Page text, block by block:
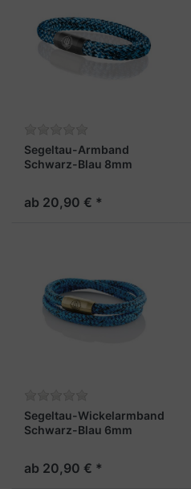
Segeltau-Armband
Schwarz-Blau 8mm
ab 20,90 € *
Segeltau-Wickelarmband
Schwarz-Blau 6mm
ab 20,90 € *